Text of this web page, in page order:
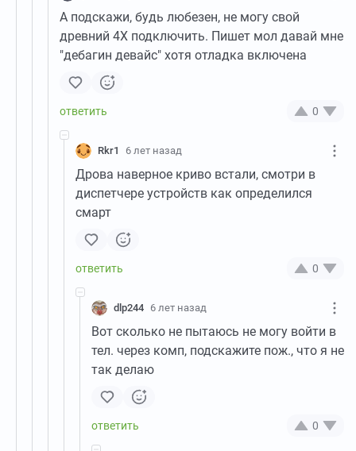
А подскажи, будь любезен, не могу свой
древний 4X подключить. Пишет мол давай мне
"дебагин девайс" хотя отладка включена
0
Rkr1 6 лет назад
Дрова наверное криво встали, смотри в
диспетчере устройств как определился
смарт
0
dlp244 6 лет назад
Вот сколько не пытаюсь не могу войти в
тел. через комп, подскажите пож., что я не
так делаю
0